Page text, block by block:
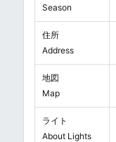
Season
住所
Address
地図
Map
ライト
About Lights